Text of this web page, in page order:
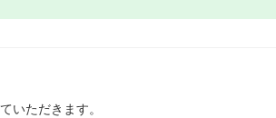
いただきます。